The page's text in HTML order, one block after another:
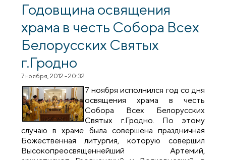
Годовщина освящения
храма в честь Собора Всех
Белорусских Святых
г.Гродно
7 ноября, 2012 - 20:32
7 ноября исполнился год со дня
освящения храма в честь
Собора Всех Белорусских
Святых г.Гродно. По этому
случаю в храме была совершена праздничная
Божественная литургия, которую совершил
Высокопреосвященнейший Артемий,